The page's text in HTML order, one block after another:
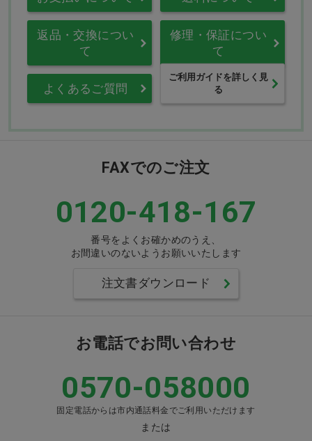
返品・交換につい
て
修理・保証につい
て
よくあるご質問
ご利用ガイドを詳しく見
る
FAXでのご注文
0120-418-167
番号をよくお確かめのうえ、
お間違いのないようお願いいたします
注文書ダウンロード
お電話でお問い合わせ
0570-058000
固定電話からは市内通話料金でご利用いただけます
または